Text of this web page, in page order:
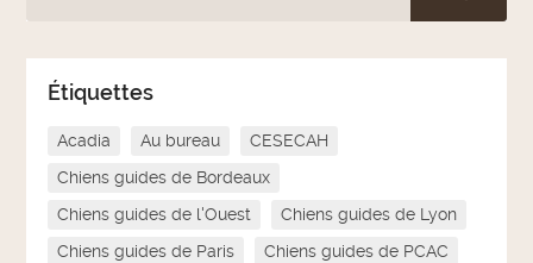
Étiquettes
Acadia Au bureau
CESECAH
Chiens guides de Bordeaux
Chiens guides de l'Ouest
Chiens guides de Lyon
Chiens guides de Paris
Chiens guides de PCAC